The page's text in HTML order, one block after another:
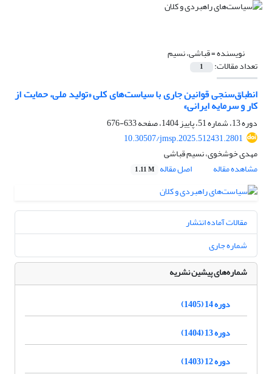
نویسنده =قباشی، نسیم
تعداد مقالات: 1
انطباق‌سنجی قوانین جاری با سیاست‌های کلی «تولید ملی، حمایت از
کار و سرمایه ایرانی»
دوره 13، شماره 51، پاییز 1404، صفحه
633-676
10.30507/jmsp.2025.512431.2801
مهدی خوشخوی، نسیم قباشی
مشاهده مقاله
اصل مقاله 1.11 M
مقالات آماده انتشار
شماره جاری
شماره‌های پیشین نشریه
دوره 14 (1405)
دوره 13 (1404)
دوره 12 (1403)